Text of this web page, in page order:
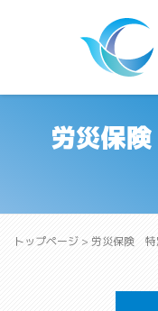
労災保
トップページ > 労災保険 特